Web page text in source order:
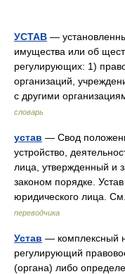
УСТАВ —
имущества или об
регулирующих: 1)
организаций,
с другими
словарь
устав — Свод
устройство,
лица, утвержденный и
законом порядке.
юридического лица.
переводчика
Устав — комплексный
регулирующий
(органа) либо